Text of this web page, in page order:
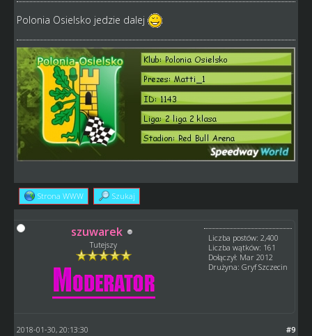
Polonia Osielsko jedzie dalej
Strona WWW Szukaj
szuwarek
Tutejszy
Liczba postów: 2,400
Liczba wątków: 161
Dołączył: Mar 2012
Drużyna: Gryf Szczecin
#9
2018-01-30, 20:13:30